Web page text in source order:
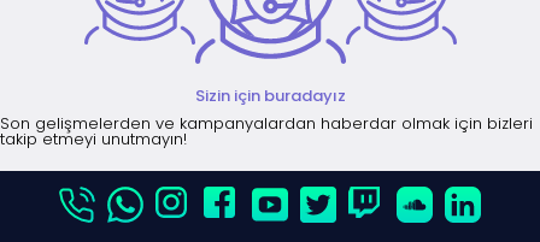
Sizin için buradayız
Son gelişmelerden ve kampanyalardan haberdar olmak için bizleri
takip etmeyi unutmayın!